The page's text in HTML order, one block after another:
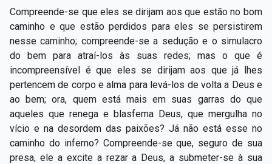
Compreende-se que eles se dirijam aos que estão no bom
caminho e que estão perdidos para eles se persistirem
nesse caminho; compreende-se a sedução e o simulacro
do bem para atraí-los às suas redes; mas o que é
incompreensível é que eles se dirijam aos que já lhes
pertencem de corpo e alma para levá-los de volta a Deus e
ao bem; ora, quem está mais em suas garras do que
aqueles que renega e blasfema Deus, que mergulha no
vício e na desordem das paixões? Já não está esse no
caminho do inferno? Compreende-se que, seguro de sua
presa, ele a excite a rezar a Deus, a submeter-se à sua